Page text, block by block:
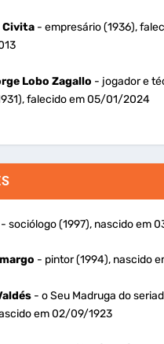
Civita - empresário (1936),
Lobo Zagallo - jogador e
falecido em 05/01/2024
- sociólogo (1997), nascido em
- pintor (1994), nascido
- o Seu Madruga do
em 02/09/1923